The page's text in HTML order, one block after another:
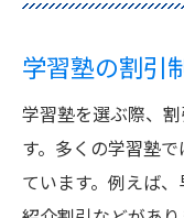
学習塾の割引
学習塾を選ぶ際、
す。多くの学習塾
ています。例えば